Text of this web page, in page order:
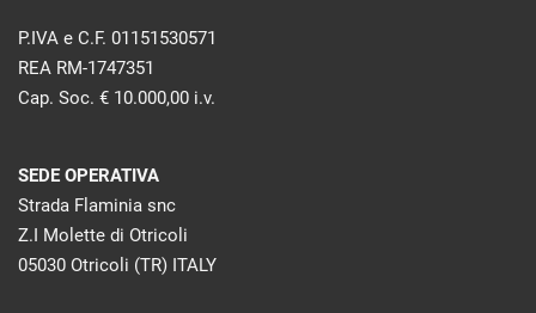
P.IVA e C.F. 01151530571
REA RM-1747351
Cap. Soc. € 10.000,00 i.v.
SEDE OPERATIVA
Strada Flaminia snc
Z.I Molette di Otricoli
05030 Otricoli (TR) ITALY